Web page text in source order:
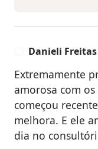
Danieli Freitas
Extremamente
amorosa com
começou
melhora. E ele
dia no